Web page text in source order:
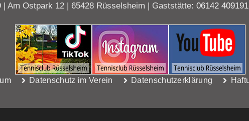
| Am Ostpark 12 | 65428 Rüsselsheim | Gaststätte: 06142
Datenschutz im Verein Datenschutzerklärung